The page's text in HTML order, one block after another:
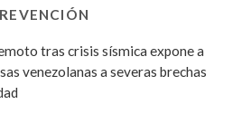
tras crisis sísmica expone a
venezolanas a severas brechas